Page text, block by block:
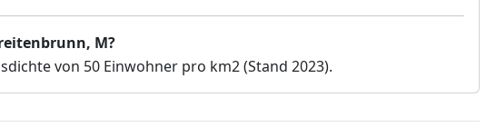
M?
von 50 Einwohner pro km2 (Stand 2023).